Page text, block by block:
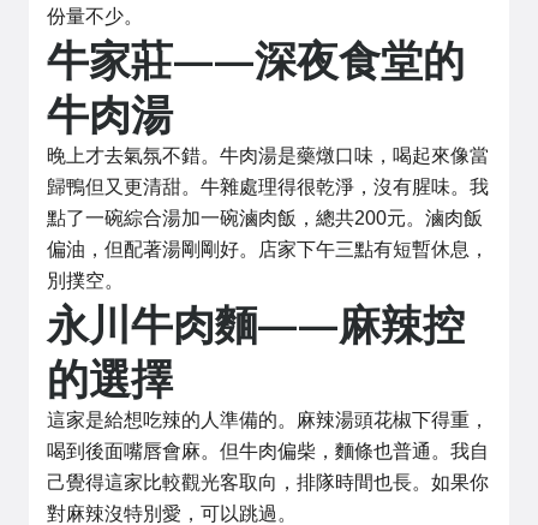
份量不少。
牛家莊——深夜食堂的
牛肉湯
晚上才去氣氛不錯。牛肉湯是藥燉口味，喝起來像當
歸鴨但又更清甜。牛雜處理得很乾淨，沒有腥味。我
點了一碗綜合湯加一碗滷肉飯，總共200元。滷肉飯
偏油，但配著湯剛剛好。店家下午三點有短暫休息，
別撲空。
永川牛肉麵——麻辣控
的選擇
這家是給想吃辣的人準備的。麻辣湯頭花椒下得重，
喝到後面嘴唇會麻。但牛肉偏柴，麵條也普通。我自
己覺得這家比較觀光客取向，排隊時間也長。如果你
對麻辣沒特別愛，可以跳過。